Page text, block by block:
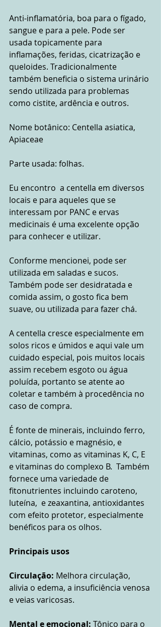
Anti-inflamatória, boa para o fígado,
sangue e para a pele. Pode ser
usada topicamente para
inflamações, feridas, cicatrização e
queloides. Tradicionalmente
também beneficia o sistema urinário
sendo utilizada para problemas
como cistite, ardência e outros.
Nome botânico: Centella asiatica,
Apiaceae
Parte usada: folhas.
Eu encontro  a centella em diversos
locais e para aqueles que se
interessam por PANC e ervas
medicinais é uma excelente opção
para conhecer e utilizar.
Conforme mencionei, pode ser
utilizada em saladas e sucos.
Também pode ser desidratada e
comida assim, o gosto fica bem
suave, ou utilizada para fazer chá.
A centella cresce especialmente em
solos ricos e úmidos e aqui vale um
cuidado especial, pois muitos locais
assim recebem esgoto ou água
poluída, portanto se atente ao
coletar e também à procedência no
caso de compra.
É fonte de minerais, incluindo ferro,
cálcio, potássio e magnésio, e
vitaminas, como as vitaminas K, C, E
e vitaminas do complexo B.  Também
fornece uma variedade de
fitonutrientes incluindo caroteno,
luteína,  e zeaxantina, antioxidantes
com efeito protetor, especialmente
benéficos para os olhos.
Principais usos
Circulação: Melhora circulação,
alivia o edema, a insuficiência venosa
e veias varicosas.
Mental e emocional: Tônico para o